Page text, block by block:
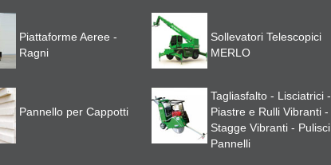
Piattaforme Aeree -
Ragni
Sollevatori Telescopici
MERLO
Pannello per Cappotti
Tagliasfalto - Lisciatrici -
Piastre e Rulli Vibranti -
Stagge Vibranti - Pulisci
Pannelli